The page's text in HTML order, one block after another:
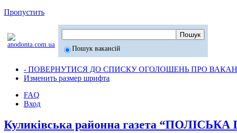
Пропустить
Пошук вакансій
- ПОВЕРНУТИСЯ ДО СПИСКУ ОГОЛОШЕНЬ ПРО
Изменить размер шрифта
FAQ
Вход
Куликівська районна газета “ПОЛІСЬКА